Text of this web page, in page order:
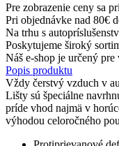
Pre zobrazenie ceny sa
Pri objednávke nad 80€
Na trhu s
Poskytujeme široký
Náš e-shop je určený
Popis produktu
Vždy čerstvý vzduch v
Lišty sú špeciálne
príde vhod najmä v
výhodou celoročného